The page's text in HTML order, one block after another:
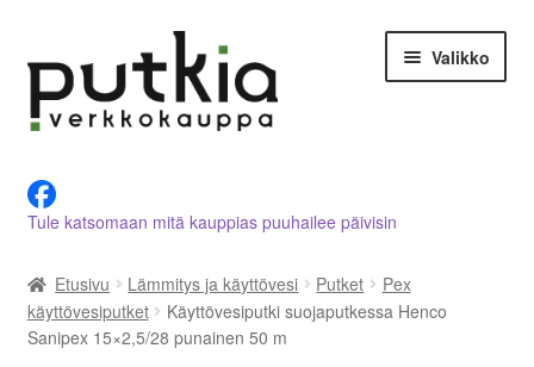
navigointiin
sisältöön
Valikko
Tietoja meistä
Asiakastilini
Ostoskori
Tule katsomaan mitä kauppias puuhailee päivisin
Etusivu Lämmitys ja käyttövesi Putket
Pex
käyttövesiputket
Käyttövesiputki suojaputkessa Henco
Sanipex 15×2,5/28 punainen 50 m